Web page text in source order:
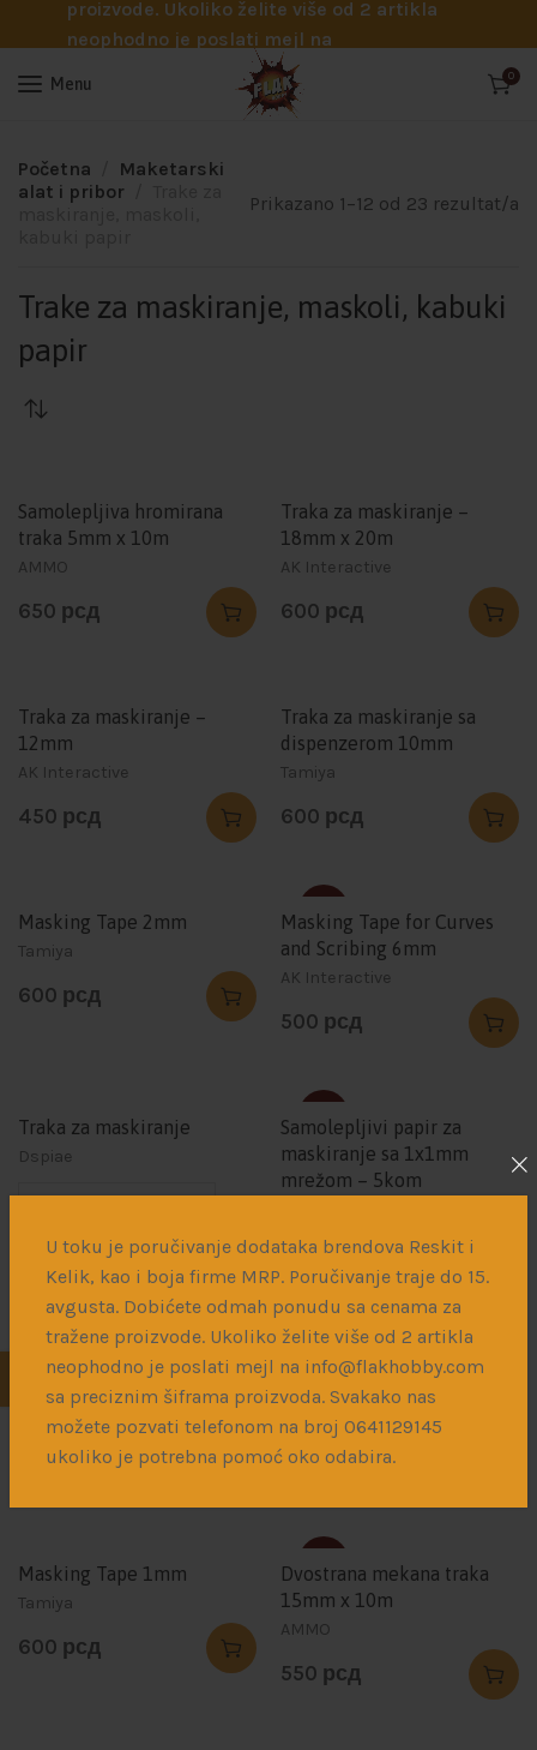
U toku je poručivanje dodataka brendova Reskit i
Kelik, kao i boja firme MRP. Poručivanje traje do 15.
avgusta. Dobićete odmah ponudu sa cenama za
tražene proizvode. Ukoliko želite više od 2 artikla
neophodno je poslati mejl na info@flakhobby.com
sa preciznim šiframa proizvoda. Svakako nas
možete pozvati telefonom na broj 0641129145
ukoliko je potrebna pomoć oko odabira.
proizvode. Ukoliko želite više od 2 artikla
neophodno je poslati mejl na
info@flakhobby.com sa preciznim šiframa
proizvoda. Svakako nas možete pozvati
potrebna pomoć oko odabira.
Menu 0
Početna
Maketarski
alat i pribor
Prikazano 1–12 od 23 rezultat/a
Trake za maskiranje, maskoli, kabuki
papir
Samolepljiva hromirana
traka 5mm x 10m
AMMO
650 рсд
Traka za maskiranje –
18mm x 20m
AK Interactive
600 рсд
Traka za maskiranje –
12mm
AK Interactive
450 рсд
Traka za maskiranje sa
dispenzerom 10mm
Tamiya
600 рсд
Masking Tape 2mm
Tamiya
600 рсд
SOLD
Masking Tape for Curves
and Scribing 6mm
AK Interactive
500 рсд
Traka za maskiranje
Dspiae
– 600
SOLD
Samolepljivi papir za
maskiranje sa 1x1mm
mrežom – 5kom
Samolepljivi papir za
maskiranje A4 – 5kom
AMMO
1.000рсд
SOLD
ASK Razor Saw 70/70 – 3
kom
ASK
1.200рсд
Masking Tape 1mm
Tamiya
600 рсд
SOLD
Dvostrana mekana traka
15mm x 10m
AMMO
550 рсд